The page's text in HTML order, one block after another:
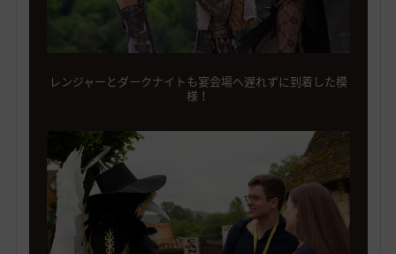
レンジャーとダークナイトも宴会場へ遅れずに到着した模
様！